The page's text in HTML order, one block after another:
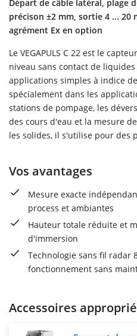
Départ de câble latéral, plage
précison ±2 mm, sortie 4 ... 20
agrément Ex en option
Le VEGAPULS C 22 est le
niveau sans contact de
applications simples à indice
spécialement dans les
stations de pompage, les
des cours d'eau et la mesure
les solides, il s'utilise pour des
Vos avantages
Mesure exacte
process et ambiantes
Hauteur totale réduite et
d'immersion
Technologie sans fil radar
fonctionnement sans
Accessoires